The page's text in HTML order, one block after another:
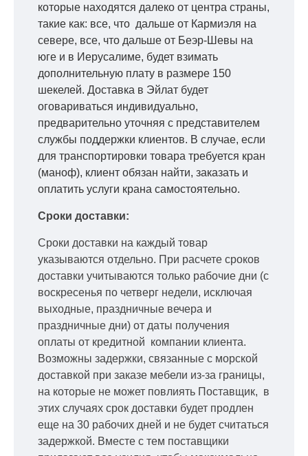
которые находятся далеко от центра страны,
такие как: все, что дальше от Кармиэля на
севере, все, что дальше от Беэр-Шевы на
юге и в Иерусалиме, будет взимать
дополнительную плату в размере 150
шекелей. Доставка в Эйлат будет
оговариваться индивидуально,
предварительно уточняя с представителем
службы поддержки клиентов. В случае, если
для транспортировки товара требуется кран
(маноф), клиент обязан найти, заказать и
оплатить услуги крана самостоятельно.
Сроки доставки:
Сроки доставки на каждый товар
указываются отдельно. При расчете сроков
доставки учитываются только рабочие дни (с
воскресенья по четверг недели, исключая
выходные, праздничные вечера и
праздничные дни) от даты получения
оплаты от кредитной компании клиента.
Возможны задержки, связанные с морской
доставкой при заказе мебели из-за границы,
на которые не может повлиять Поставщик, в
этих случаях срок доставки будет продлен
еще на 30 рабочих дней и не будет считаться
задержкой. Вместе с тем поставщики